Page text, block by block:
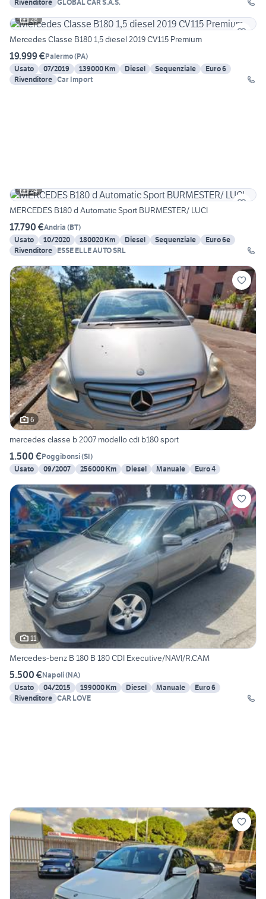
Rivenditore GLOBAL CAR S.A.S.
28
Mercedes Classe B180 1,5 diesel 2019 CV115 Premium
19.999 €Palermo(PA)
Usato
07/2019 139000 Km Diesel Sequenziale
Euro 6
Rivenditore Car Import
24
MERCEDES B180 d Automatic Sport BURMESTER/ LUCI
17.790 €Andria (BT)
Usato
10/2020 180020 Km Diesel Sequenziale
Euro 6e
Rivenditore
ESSE ELLE AUTO SRL
6
mercedes classe b 2007 modello cdi b180 sport
1.500 €Poggibonsi(SI)
Usato
09/2007 256000 Km Diesel Manuale Euro 4
11
Mercedes-benz B 180 B 180 CDI Executive/NAVI/R.CAM
5.500 €Napoli(NA)
Usato
04/2015 199000 Km Diesel Manuale
Euro 6
Rivenditore CAR LOVE